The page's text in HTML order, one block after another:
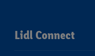
Lidl Connect